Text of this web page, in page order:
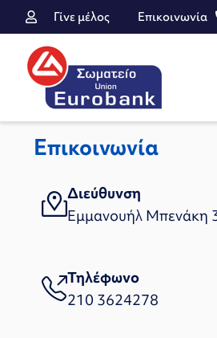
Γίνε μέλος Επικοινωνία
Επικοινωνία
Διεύθυνση
Εμμανουήλ Μπενάκη
Τηλέφωνο
210 3624278